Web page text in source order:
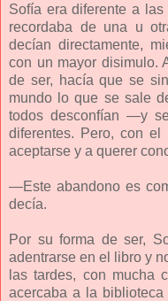
Sofía era diferente a
recordaba de una u
decían directamente,
con un mayor disimulo.
de ser, hacía que se
mundo lo que se sale
todos desconfían —y
diferentes. Pero, con el
aceptarse y a querer
—Este abandono es
decía.
Por su forma de ser,
adentrarse en el libro y
las tardes, con mucha
acercaba a la